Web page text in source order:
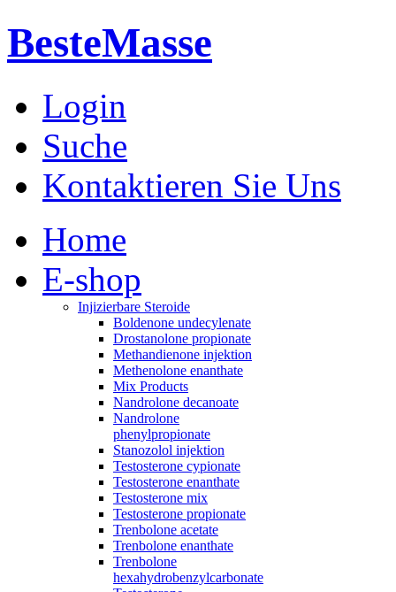
BesteMasse
Login
Suche
Kontaktieren Sie Uns
Home
E-shop
Injizierbare Steroide
Boldenone undecylenate
Drostanolone propionate
Methandienone injektion
Methenolone enanthate
Mix Products
Nandrolone decanoate
Nandrolone
phenylpropionate
Stanozolol injektion
Testosterone cypionate
Testosterone enanthate
Testosterone mix
Testosterone propionate
Trenbolone acetate
Trenbolone enanthate
Trenbolone
hexahydrobenzylcarbonate